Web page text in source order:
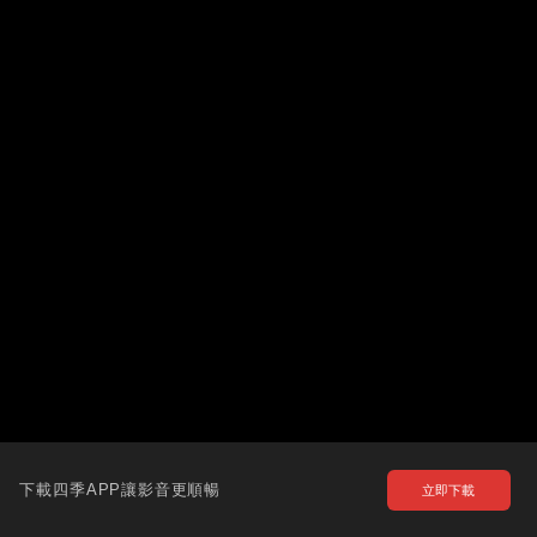
下載四季APP讓影音更順暢 立即下載